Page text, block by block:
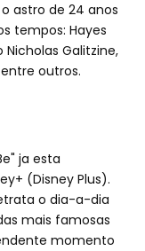
astro de 24 anos
tempos: Hayes
Galitzine,
entre outros.
ja esta
(Disney Plus).
o dia-a-dia
mais famosas
momento